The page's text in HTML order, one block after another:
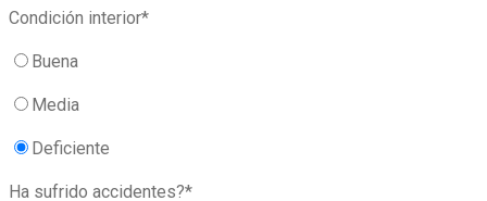
Condición interior*
Buena
Media
Deficiente
Ha sufrido accidentes?*